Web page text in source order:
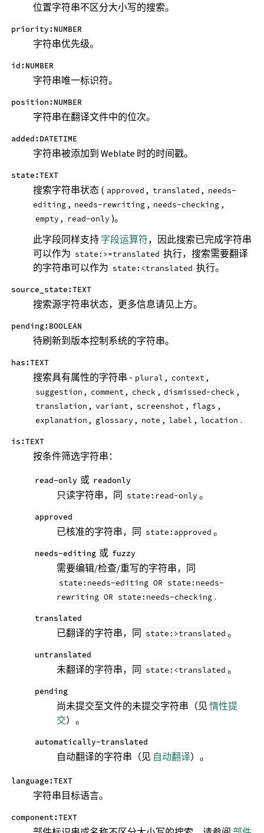
位置字符串不区分大小写的搜索。
priority:NUMBER
字符串优先级。
id:NUMBER
字符串唯一标识符。
position:NUMBER
字符串在翻译文件中的位次。
added:DATETIME
字符串被添加到 Weblate 时的时间戳。
state:TEXT
搜索字符串状态 ( approved , translated , needs-
editing , needs-rewriting , needs-checking ,
empty , read-only )。
此字段同样支持字段运算符，因此搜索已完成字符串
可以作为 state:>=translated 执行，搜索需要翻译
的字符串可以作为 state:<translated 执行。
source_state:TEXT
搜索源字符串状态，更多信息请见上方。
pending:BOOLEAN
待刷新到版本控制系统的字符串。
has:TEXT
搜索具有属性的字符串 - plural , context ,
suggestion , comment , check , dismissed-check ,
translation , variant , screenshot , flags ,
explanation , glossary , note , label , location .
is:TEXT
按条件筛选字符串：
read-only 或 readonly
只读字符串，同 state:read-only 。
approved
已核准的字符串，同 state:approved 。
needs-editing 或 fuzzy
需要编辑/检查/重写的字符串，同
state:needs-editing OR state:needs-
rewriting OR state:needs-checking .
translated
已翻译的字符串，同 state:>translated 。
untranslated
未翻译的字符串，同 state:<translated 。
pending
尚未提交至文件的未提交字符串（见惰性提
交）。
automatically-translated
自动翻译的字符串（见 自动翻译）。
language:TEXT
字符串目标语言。
component:TEXT